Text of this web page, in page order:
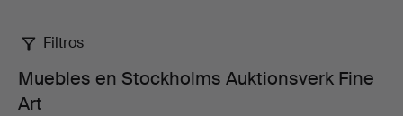
Muebles
en
Filtros
Muebles en Stockholms Auktionsverk Fine
Art